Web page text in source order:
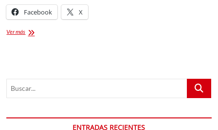
Facebook X
Ver másConoce
Buscar...
ENTRADAS RECIENTES